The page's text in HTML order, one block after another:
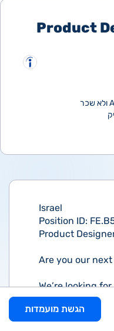
Product
הערכה מבוססת AI ולא שכר
Israel
Position ID:
Product
Are you our
We’re looking
experienced
evoke on a full-
create the best
הגשת מועמדות